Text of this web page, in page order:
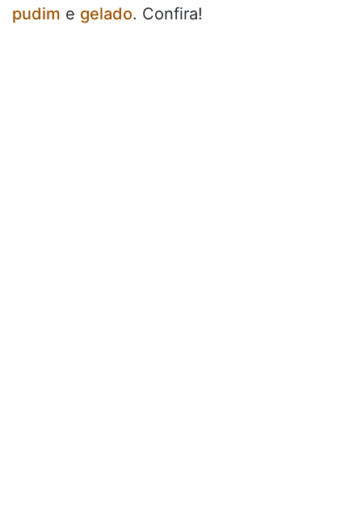
pudim e gelado. Confira!